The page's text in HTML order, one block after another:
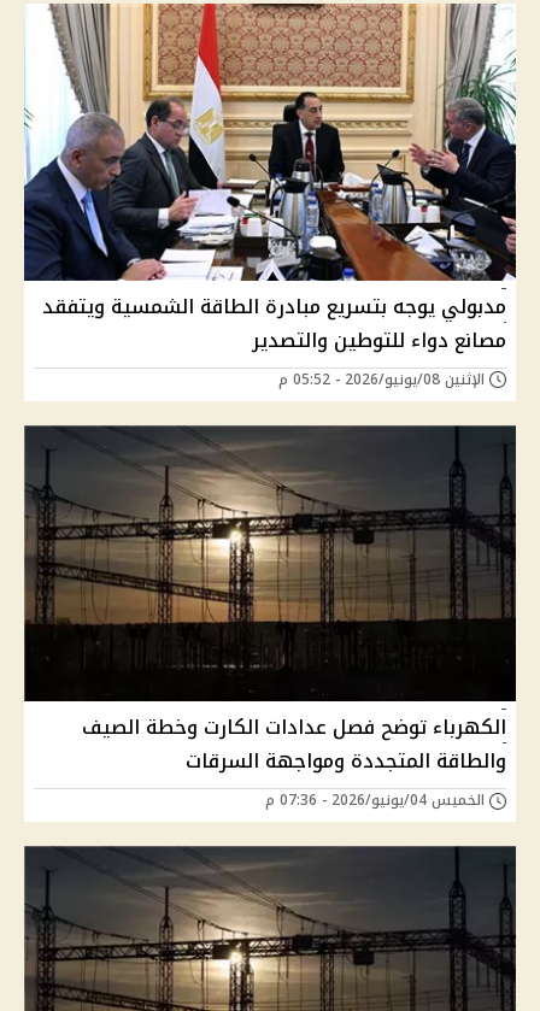
مدبولي يوجه بتسريع مبادرة الطاقة الشمسية ويتفقد
مصانع دواء للتوطين والتصدير
الإثنين 08/يونيو/2026 - 05:52 م
الكهرباء توضح فصل عدادات الكارت وخطة الصيف
والطاقة المتجددة ومواجهة السرقات
الخميس 04/يونيو/2026 - 07:36 م